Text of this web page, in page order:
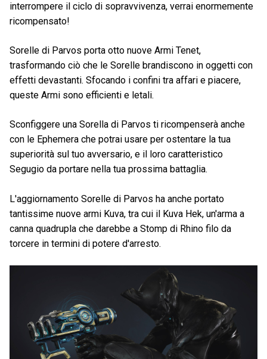
interrompere il ciclo di sopravvivenza, verrai enormemente
ricompensato!
Sorelle di Parvos porta otto nuove Armi Tenet,
trasformando ciò che le Sorelle brandiscono in oggetti con
effetti devastanti. Sfocando i confini tra affari e piacere,
queste Armi sono efficienti e letali.
Sconfiggere una Sorella di Parvos ti ricompenserà anche
con le Ephemera che potrai usare per ostentare la tua
superiorità sul tuo avversario, e il loro caratteristico
Segugio da portare nella tua prossima battaglia.
L'aggiornamento Sorelle di Parvos ha anche portato
tantissime nuove armi Kuva, tra cui il Kuva Hek, un'arma a
canna quadrupla che darebbe a Stomp di Rhino filo da
torcere in termini di potere d'arresto.